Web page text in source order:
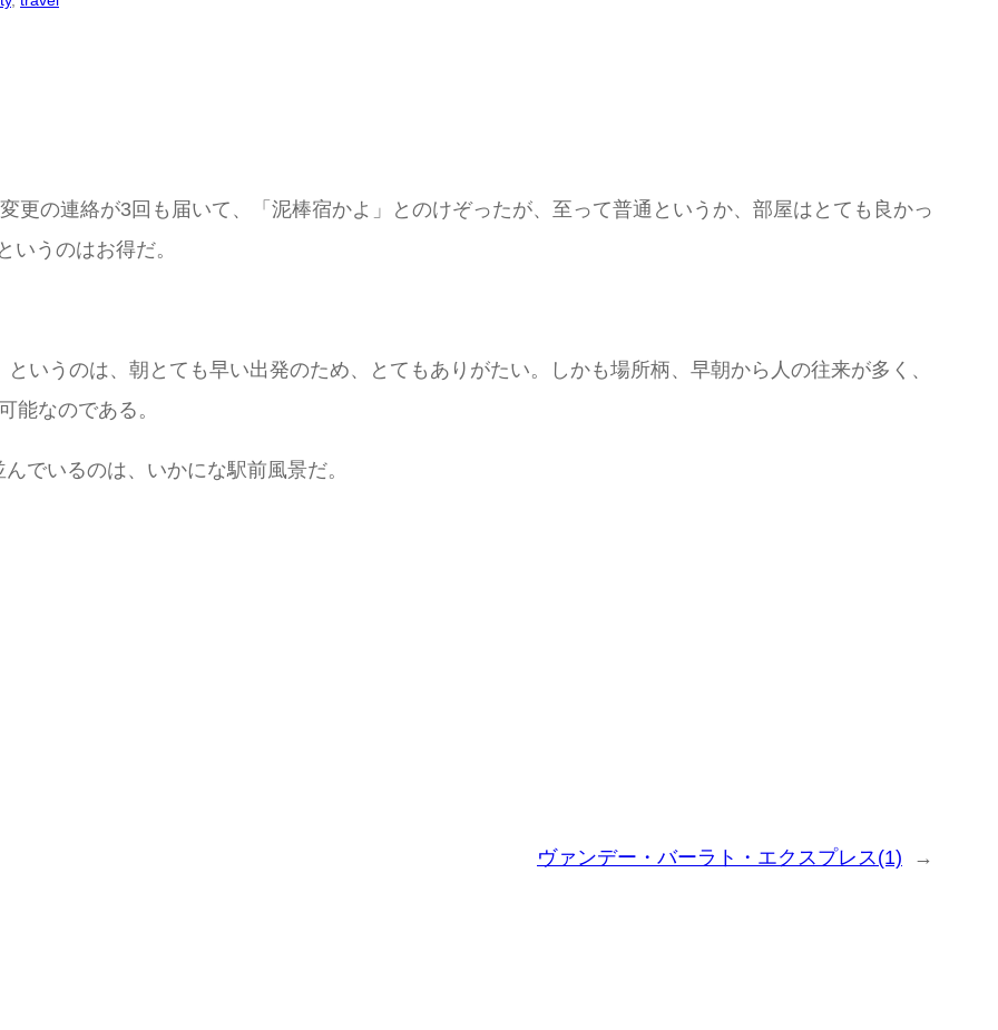
更の連絡が3回も届いて、「泥棒宿かよ」とのけぞったが、至って普通というか、部屋はとても良かっ
いうのはお得だ。
いうのは、朝とても早い出発のため、とてもありがたい。しかも場所柄、早朝から人の往来が多く、
能なのである。
でいるのは、いかにな駅前風景だ。
ヴァンデー・バーラト・エクスプレス(1) →